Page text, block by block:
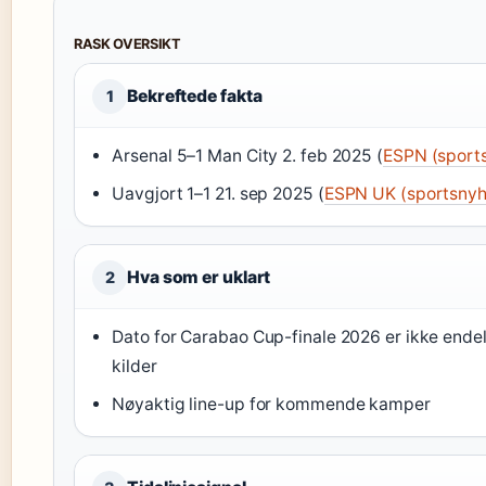
RASK OVERSIKT
1 Bekreftede fakta
Arsenal 5–1 Man City 2. feb 2025 (ESPN
Uavgjort 1–1 21. sep 2025 (ESPN UK
2 Hva som er uklart
Dato for Carabao Cup-finale 2026 er ikke
kilder
Nøyaktig line-up for kommende kamper